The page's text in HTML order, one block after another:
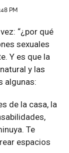
PM
“¿por qué
sexuales
Y es que la
y las
algunas:
de la casa, la
Te
espacios